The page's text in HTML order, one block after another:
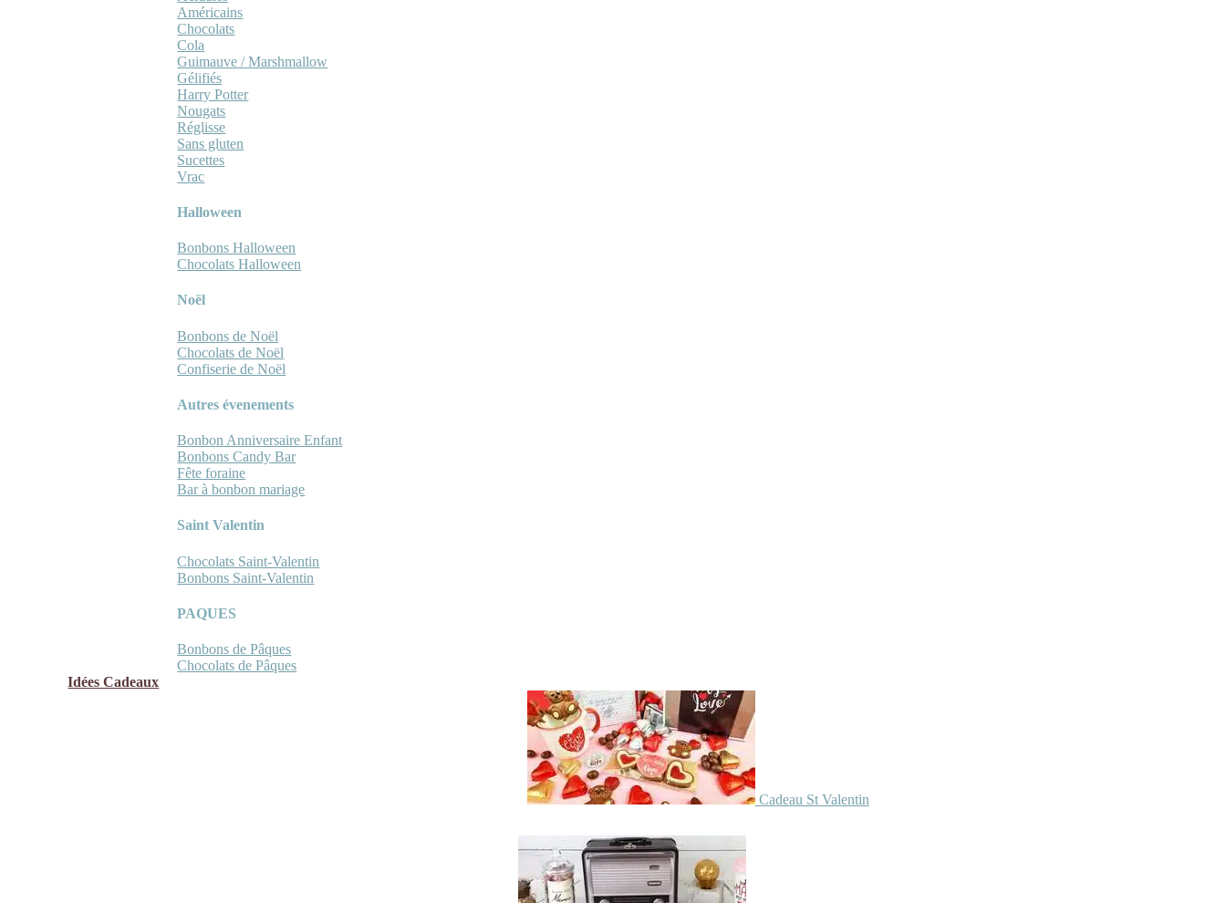
Américains
Chocolats
Cola
Guimauve / Marshmallow
Gélifiés
Harry Potter
Nougats
Réglisse
Sans gluten
Sucettes
Vrac
Halloween
Bonbons Halloween
Chocolats Halloween
Noël
Bonbons de Noël
Chocolats de Noël
Confiserie de Noël
Autres évenements
Bonbon Anniversaire Enfant
Bonbons Candy Bar
Fête foraine
Bar à bonbon mariage
Saint Valentin
Chocolats Saint-Valentin
Bonbons Saint-Valentin
PAQUES
Bonbons de Pâques
Chocolats de Pâques
Idées Cadeaux
Cadeau St Valentin